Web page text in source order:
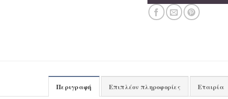
Περιγραφή Επιπλέον πληροφορίες Εταιρία